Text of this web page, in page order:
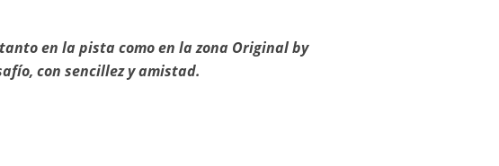
en la pista como en la zona Original by
con sencillez y amistad.